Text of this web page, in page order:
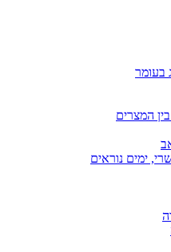
בעומר
המצרים
ימים נוראים